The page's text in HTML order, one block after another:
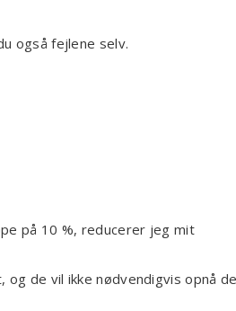
også fejlene selv.
på 10 %, reducerer jeg mit
de vil ikke nødvendigvis opnå de